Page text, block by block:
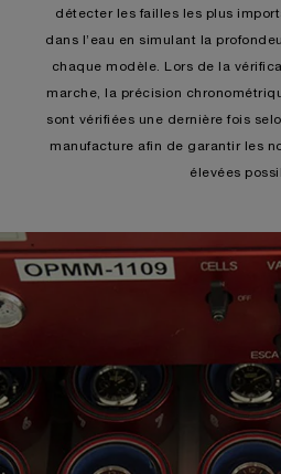
détecter les failles les plus
dans l’eau en simulant la
chaque modèle. Lors de la
marche, la précision
sont vérifiées une dernière fois
manufacture afin de garantir les
élevées